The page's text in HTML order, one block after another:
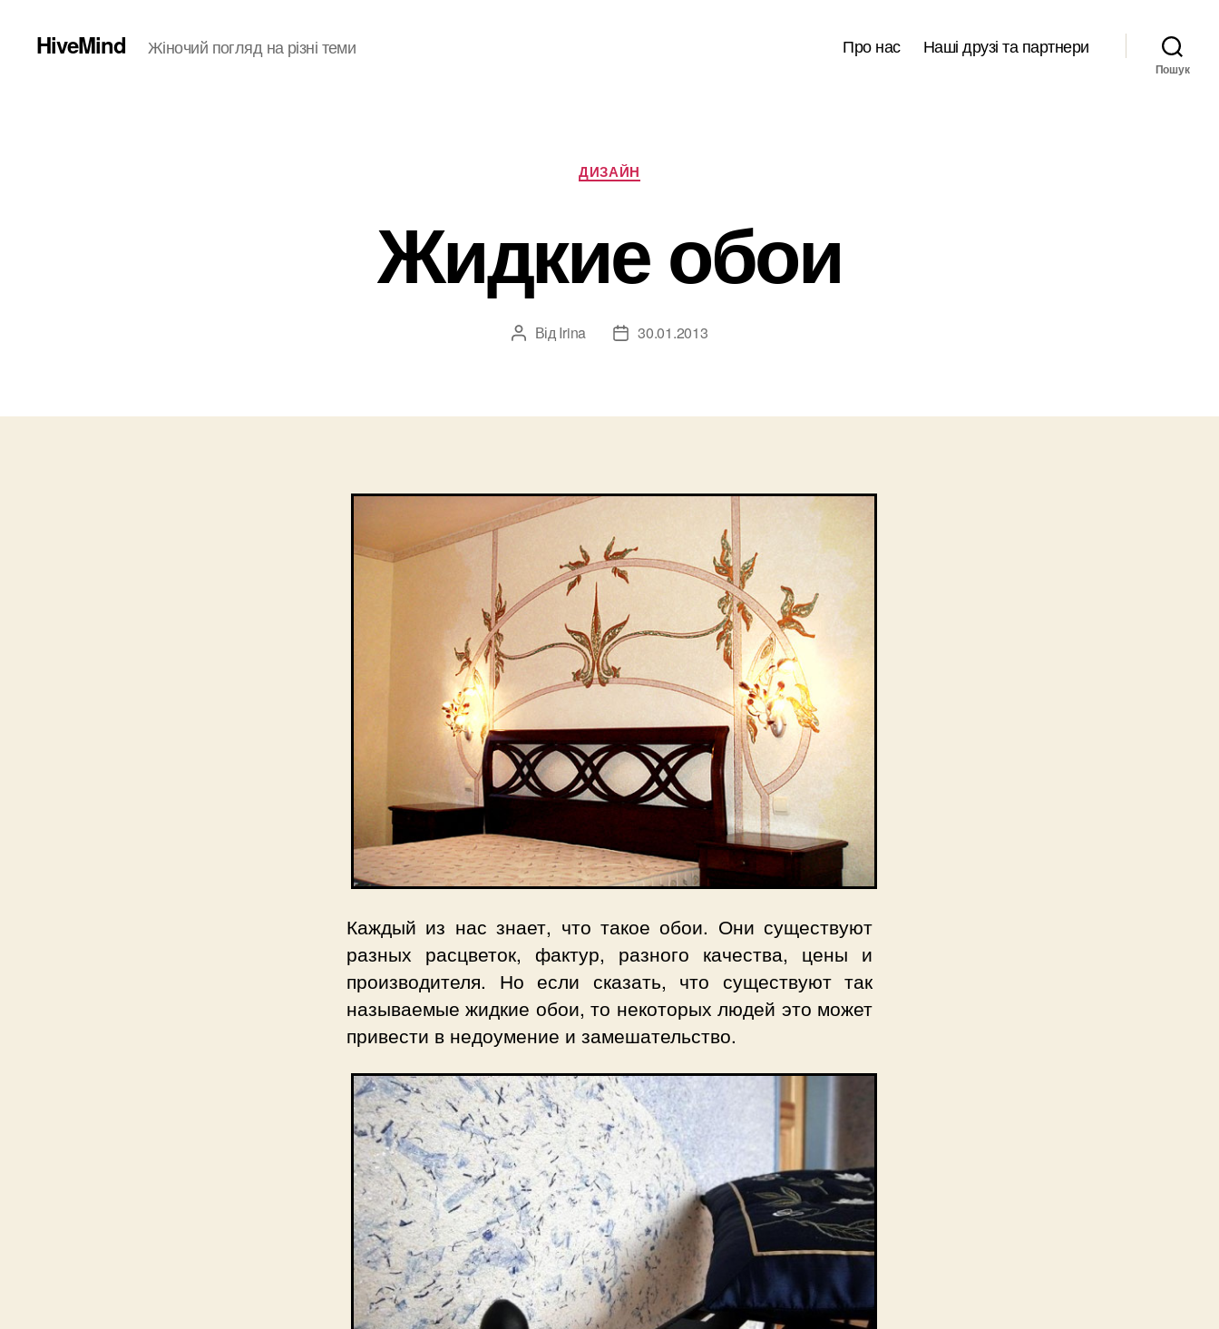
HiveMind Жіночий погляд на різні теми Про нас Наші друзі та партнери
Пошук
Категорії
ДИЗАЙН
Жидкие обои
Автор
Від Irina
Дата30.01.2013
Каждый из нас знает, что такое обои. Они существуют
разных расцветок, фактур, разного качества, цены и
производителя. Но если сказать, что существуют так
называемые жидкие обои, то некоторых людей это может
привести в недоумение и замешательство.